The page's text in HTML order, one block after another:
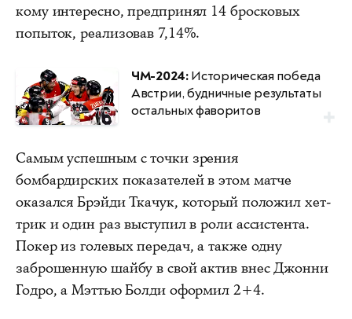
кому интересно, предпринял 14 бросковых
попыток, реализовав 7,14%.
ЧМ-2024:Историческая победа
Австрии, будничные результаты
остальных фаворитов
Самым успешным с точки зрения
бомбардирских показателей в этом матче
оказался Брэйди Ткачук, который положил хет-
трик и один раз выступил в роли ассистента.
Покер из голевых передач, а также одну
заброшенную шайбу в свой актив внес Джонни
Годро, а Мэттью Болди оформил 2+4.